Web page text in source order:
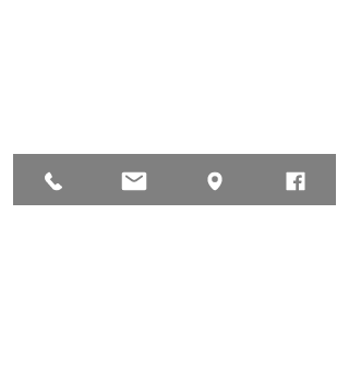
rendimiento de los equipos incluso en las
condiciones de trabajo más duras.
La experiencia y profesionalidad del